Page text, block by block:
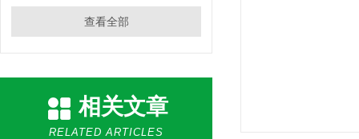
查看全部
相关文章
RELATED ARTICLES